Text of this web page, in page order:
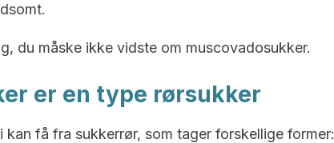
du måske ikke vidste om muscovadosukker.
er en type rørsukker
få fra sukkerrør, som tager forskellige former: